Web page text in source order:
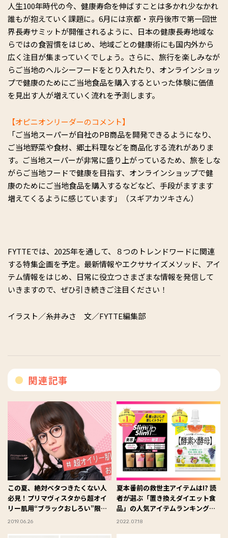
人生100年時代の今、健康寿命を伸ばすことは多かれ少なかれ
誰もが抱えていく課題に。6月には京都・京丹後市で第一回世
界長寿サミットが開催されるように、日本の健康長寿地域な
らではの食習慣をはじめ、地域ごとの健康術にも国内外から
広く注目が集まっていくでしょう。さらに、旅行を楽しみなが
らご当地のヘルシーフードをとり入れたり、オンラインショッ
プで健康のためにご当地食品を購入するといった体験に価値
を見出す人が増えていく流れを予測します。
【オピニオンリーダーのコメント】
「ご当地スーパーが自社のPB商品を開発できるようになり、
ご当地野菜や食材、郷土料理などを商品化する流れがありま
す。ご当地スーパーが非常に盛り上がっているため、旅をしな
がらご当地フードで健康を目指す、オンラインショップで健
康のためにご当地食品を購入するなどなど、手段がますます
増えてくるように感じています」（スギアカツキさん）
FYTTEでは、2025年を通して、８つのトレンドワードに関連
する特集企画を予定。最新情報やエクササイズメソッド、アイ
テム情報をはじめ、日常に役立つさまざまな情報を発信して
いきますので、ぜひ引き続きご注目ください！
イラスト／糸井みさ 文／FYTTE編集部
関連記事
この夏、絶対ベタつきたくない人
必見！プリマヴィスタから超オイ
リー肌用“ブラックおしろい”限定
発売
2019.06.26
夏本番前の救世主アイテムは!? 読
者が選ぶ「置き換えダイエット食
品」の人気アイテムランキング
#FYTTE大賞
2022.07.18